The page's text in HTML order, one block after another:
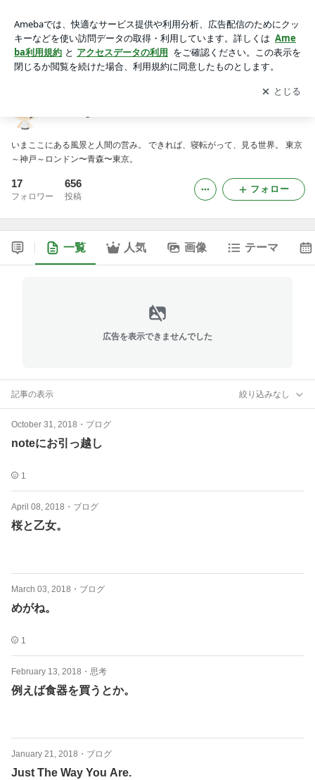
アプリをダウンロードして ブログの更新通知
を受け取りまし
ょう。
開く
いまここにある風景と人間の営み。 できれば、寝転がって、見る世界。 東京
～神戸～ロンドン〜青森〜東京。
17
フォロワー
656
投稿
フォロー
一覧 人気 画像 テーマ
広告を表示できませんでした
記事の表示 絞り込みなし
October 31, 2018 ・ ブログ
noteにお引っ越し
1
April 08, 2018 ・ ブログ
桜と乙女。
March 03, 2018 ・ ブログ
めがね。
1
February 13, 2018 ・ 思考
例えば食器を買うとか。
January 21, 2018 ・ ブログ
Just The Way You Are.